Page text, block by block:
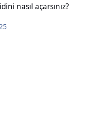
nasıl açarsınız?